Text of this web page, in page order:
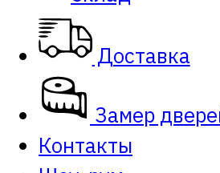
Доставка
Замер
Контакты